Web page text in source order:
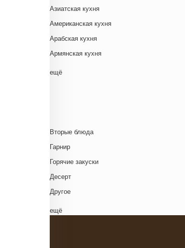
Азиатская кухня
Американская кухня
Арабская кухня
Армянская кухня
Белорусская
Венгерская кухня
Греческая кухня
Грузинская кухня
Еврейская кухня
Европейская кухня
Испанская кухня
ещё
Вторые блюда
Гарнир
Горячие закуски
Десерт
Другое
Комплексный обед
ещё